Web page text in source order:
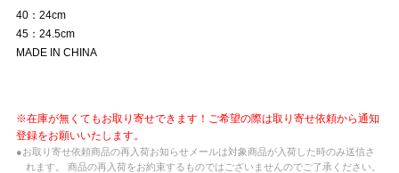
40：24cm
45：24.5cm
MADE IN CHINA
※在庫が無くてもお取り寄せできます！ご希望の際は取り寄せ依頼から通知
登録をお願いいたします。
●お取り寄せ依頼商品の再入荷お知らせメールは対象商品が入荷した時のみ送信さ
れます。 商品の再入荷をお約束するものではございませんのでご了承ください。